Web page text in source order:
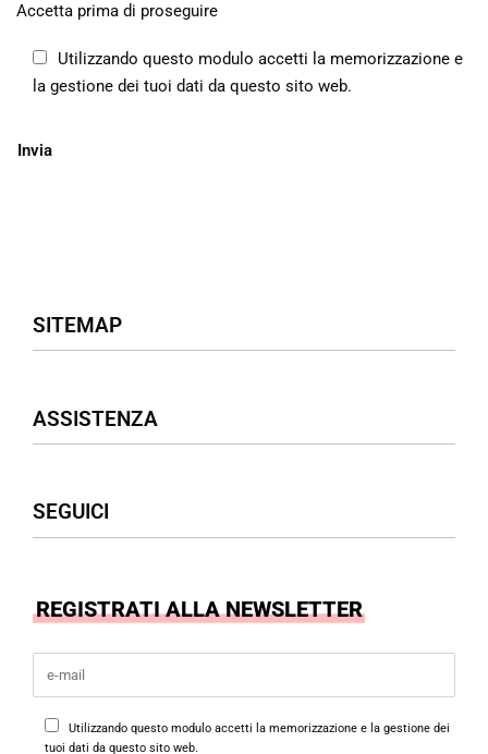
Accetta prima di proseguire
Utilizzando questo modulo accetti la memorizzazione e
la gestione dei tuoi dati da questo sito web.
SITEMAP
Donna
Borse
ASSISTENZA
Termini & Condizioni
SEGUICI
Instagram
REGISTRATI ALLA NEWSLETTER
Utilizzando questo modulo accetti la memorizzazione e la gestione dei
tuoi dati da questo sito web.